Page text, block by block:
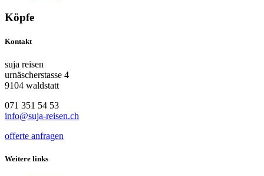
Köpfe
Kontakt
suja reisen
urnäscherstasse 4
9104 waldstatt
071 351 54 53
info@suja-reisen.ch
offerte anfragen
Weitere links